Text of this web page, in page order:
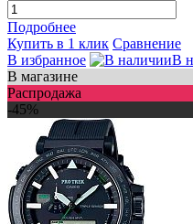
Подробнее
Купить в 1 клик Сравнение
В избранное
В
В магазине
Распродажа
-45%